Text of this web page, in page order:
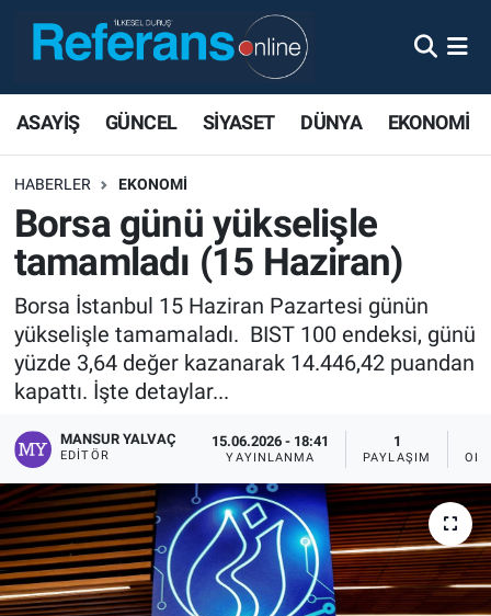
ASAYİŞ GÜNCEL SİYASET DÜNYA EKONOMİ
HABERLER EKONOMİ
Borsa günü yükselişle
tamamladı (15 Haziran)
Borsa İstanbul 15 Haziran Pazartesi günün
yükselişle tamamaladı. BIST 100 endeksi, günü
yüzde 3,64 değer kazanarak 14.446,42 puandan
kapattı. İşte detaylar...
MANSUR YALVAÇ
EDITÖR
15.06.2026 - 18:41
YAYINLANMA
1
PAYLAŞIM